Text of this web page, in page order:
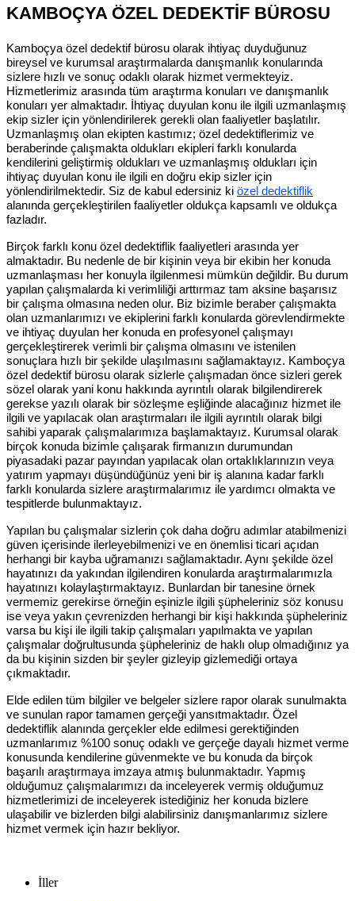
KAMBOÇYA ÖZEL DEDEKTİF BÜROSU
Kamboçya özel dedektif bürosu olarak ihtiyaç duyduğunuz
bireysel ve kurumsal araştırmalarda danışmanlık konularında
sizlere hızlı ve sonuç odaklı olarak hizmet vermekteyiz.
Hizmetlerimiz arasında tüm araştırma konuları ve danışmanlık
konuları yer almaktadır. İhtiyaç duyulan konu ile ilgili uzmanlaşmış
ekip sizler için yönlendirilerek gerekli olan faaliyetler başlatılır.
Uzmanlaşmış olan ekipten kastımız; özel dedektiflerimiz ve
beraberinde çalışmakta oldukları ekipleri farklı konularda
kendilerini geliştirmiş oldukları ve uzmanlaşmış oldukları için
ihtiyaç duyulan konu ile ilgili en doğru ekip sizler için
yönlendirilmektedir. Siz de kabul edersiniz ki özel dedektiflik
alanında gerçekleştirilen faaliyetler oldukça kapsamlı ve oldukça
fazladır.
Birçok farklı konu özel dedektiflik faaliyetleri arasında yer
almaktadır. Bu nedenle de bir kişinin veya bir ekibin her konuda
uzmanlaşması her konuyla ilgilenmesi mümkün değildir. Bu durum
yapılan çalışmalarda ki verimliliği arttırmaz tam aksine başarısız
bir çalışma olmasına neden olur. Biz bizimle beraber çalışmakta
olan uzmanlarımızı ve ekiplerini farklı konularda görevlendirmekte
ve ihtiyaç duyulan her konuda en profesyonel çalışmayı
gerçekleştirerek verimli bir çalışma olmasını ve istenilen
sonuçlara hızlı bir şekilde ulaşılmasını sağlamaktayız. Kamboçya
özel dedektif bürosu olarak sizlerle çalışmadan önce sizleri gerek
sözel olarak yani konu hakkında ayrıntılı olarak bilgilendirerek
gerekse yazılı olarak bir sözleşme eşliğinde alacağınız hizmet ile
ilgili ve yapılacak olan araştırmaları ile ilgili ayrıntılı olarak bilgi
sahibi yaparak çalışmalarımıza başlamaktayız. Kurumsal olarak
birçok konuda bizimle çalışarak firmanızın durumundan
piyasadaki pazar payından yapılacak olan ortaklıklarınızın veya
yatırım yapmayı düşündüğünüz yeni bir iş alanına kadar farklı
farklı konularda sizlere araştırmalarımız ile yardımcı olmakta ve
tespitlerde bulunmaktayız.
Yapılan bu çalışmalar sizlerin çok daha doğru adımlar atabilmenizi
güven içerisinde ilerleyebilmenizi ve en önemlisi ticari açıdan
herhangi bir kayba uğramanızı sağlamaktadır. Aynı şekilde özel
hayatınızı da yakından ilgilendiren konularda araştırmalarımızla
hayatınızı kolaylaştırmaktayız. Bunlardan bir tanesine örnek
vermemiz gerekirse örneğin eşinizle ilgili şüpheleriniz söz konusu
ise veya yakın çevrenizden herhangi bir kişi hakkında şüpheleriniz
varsa bu kişi ile ilgili takip çalışmaları yapılmakta ve yapılan
çalışmalar doğrultusunda şüpheleriniz de haklı olup olmadığınız ya
da bu kişinin sizden bir şeyler gizleyip gizlemediği ortaya
çıkmaktadır.
Elde edilen tüm bilgiler ve belgeler sizlere rapor olarak sunulmakta
ve sunulan rapor tamamen gerçeği yansıtmaktadır. Özel
dedektiflik alanında gerçekler elde edilmesi gerektiğinden
uzmanlarımız %100 sonuç odaklı ve gerçeğe dayalı hizmet verme
konusunda kendilerine güvenmekte ve bu konuda da birçok
başarılı araştırmaya imzaya atmış bulunmaktadır. Yapmış
olduğumuz çalışmalarımızı da inceleyerek vermiş olduğumuz
hizmetlerimizi de inceleyerek istediğiniz her konuda bizlere
ulaşabilir ve bizlerden bilgi alabilirsiniz danışmanlarımız sizlere
hizmet vermek için hazır bekliyor.
İller